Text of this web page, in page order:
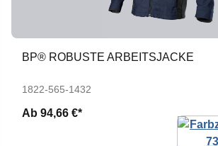
BP® ROBUSTE ARBEITSJACKE
1822-565-1432
Ab 94,66 €*